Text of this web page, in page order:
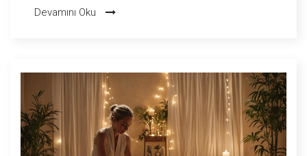
sağlar. Bu yazıda, shiatsu masajının nasıl uygulandığını,
Devamını Oku